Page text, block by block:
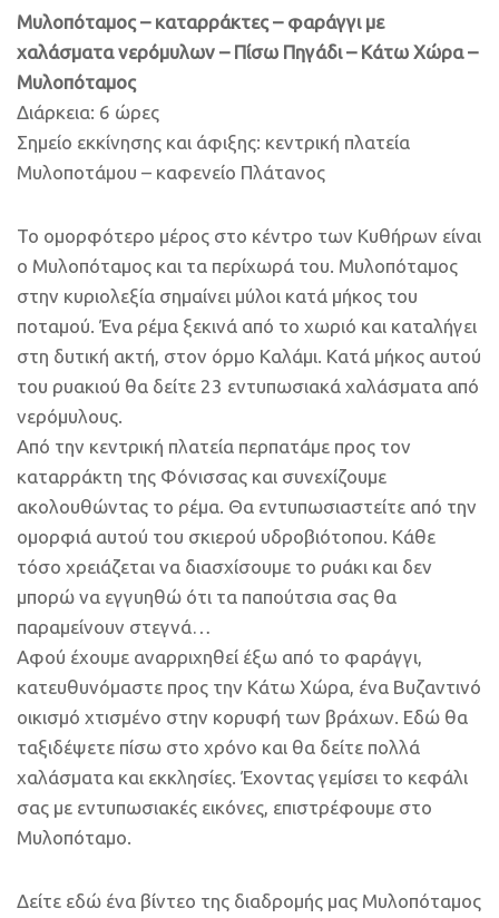
Μυλοπόταμος – καταρράκτες – φαράγγι με
χαλάσματα νερόμυλων – Πίσω Πηγάδι – Κάτω Χώρα –
Μυλοπόταμος
Διάρκεια: 6 ώρες
Σημείο εκκίνησης και άφιξης: κεντρική πλατεία
Μυλοποτάμου – καφενείο Πλάτανος
Το ομορφότερο μέρος στο κέντρο των Κυθήρων είναι
ο Μυλοπόταμος και τα περίχωρά του. Μυλοπόταμος
στην κυριολεξία σημαίνει μύλοι κατά μήκος του
ποταμού. Ένα ρέμα ξεκινά από το χωριό και καταλήγει
στη δυτική ακτή, στον όρμο Καλάμι. Κατά μήκος αυτού
του ρυακιού θα δείτε 23 εντυπωσιακά χαλάσματα από
νερόμυλους.
Από την κεντρική πλατεία περπατάμε προς τον
καταρράκτη της Φόνισσας και συνεχίζουμε
ακολουθώντας το ρέμα. Θα εντυπωσιαστείτε από την
ομορφιά αυτού του σκιερού υδροβιότοπου. Κάθε
τόσο χρειάζεται να διασχίσουμε το ρυάκι και δεν
μπορώ να εγγυηθώ ότι τα παπούτσια σας θα
παραμείνουν στεγνά…
Αφού έχουμε αναρριχηθεί έξω από το φαράγγι,
κατευθυνόμαστε προς την Κάτω Χώρα, ένα Βυζαντινό
οικισμό χτισμένο στην κορυφή των βράχων. Εδώ θα
ταξιδέψετε πίσω στο χρόνο και θα δείτε πολλά
χαλάσματα και εκκλησίες. Έχοντας γεμίσει το κεφάλι
σας με εντυπωσιακές εικόνες, επιστρέφουμε στο
Μυλοπόταμο.
Δείτε εδώ ένα βίντεο της διαδρομής μας Μυλοπόταμος